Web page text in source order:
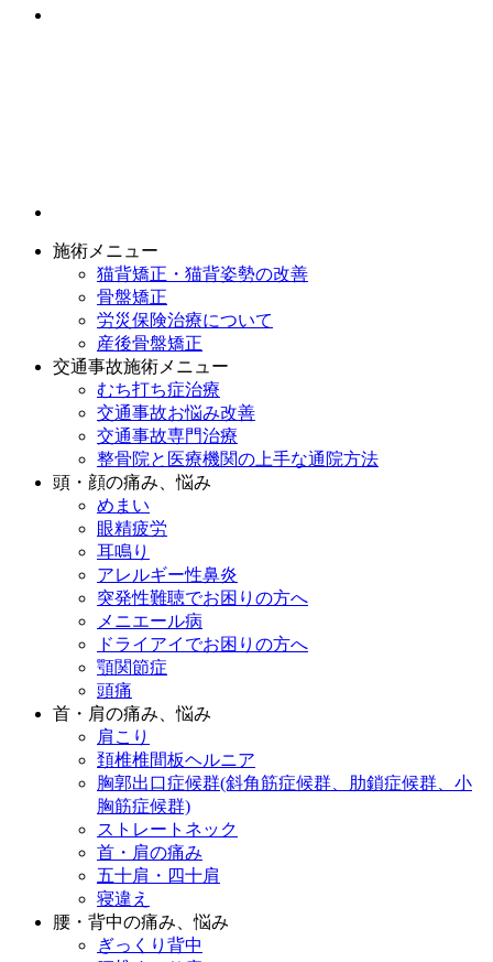
施術メニュー
猫背矯正・猫背姿勢の改善
骨盤矯正
労災保険治療について
産後骨盤矯正
交通事故施術メニュー
むち打ち症治療
交通事故お悩み改善
交通事故専門治療
整骨院と医療機関の上手な通院方法
頭・顔の痛み、悩み
めまい
眼精疲労
耳鳴り
アレルギー性鼻炎
突発性難聴でお困りの方へ
メニエール病
ドライアイでお困りの方へ
顎関節症
頭痛
首・肩の痛み、悩み
肩こり
頚椎椎間板ヘルニア
胸郭出口症候群(斜角筋症候群、肋鎖症候群、小
胸筋症候群)
ストレートネック
首・肩の痛み
五十肩・四十肩
寝違え
腰・背中の痛み、悩み
ぎっくり背中